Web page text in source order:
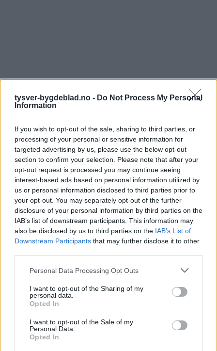
tysver-bygdeblad.no - Do Not Process My Personal
Information
If you wish to opt-out of the sale, sharing to third parties, or
processing of your personal or sensitive information for
targeted advertising by us, please use the below opt-out
section to confirm your selection. Please note that after your
opt-out request is processed you may continue seeing
interest-based ads based on personal information utilized by
us or personal information disclosed to third parties prior to
your opt-out. You may separately opt-out of the further
disclosure of your personal information by third parties on the
IAB’s list of downstream participants. This information may
also be disclosed by us to third parties on the IAB’s List of
Downstream Participants that may further disclose it to other
Personal Data Processing Opt Outs
I want to opt-out of the Sharing of my
personal data.
Opted In
I want to opt-out of the Sale of my
Personal Data.
Opted In